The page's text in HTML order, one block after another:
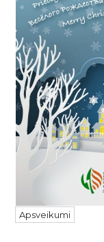
Apsveikumi